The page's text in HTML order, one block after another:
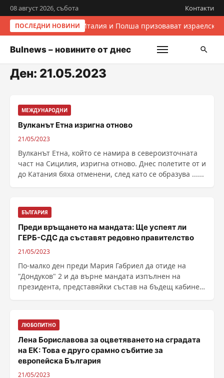
08 август 2026, събота Контакти
ПОСЛЕДНИ НОВИНИ Италия и Полша призовават
Bulnews – новините от днес
Ден: 21.05.2023
МЕЖДУНАРОДНИ
Вулканът Етна изригна отново
21/05/2023
Вулканът Етна, който се намира в североизточната
част на Сицилия, изригна отново. Днес полетите от и
до Катания бяха отменени, след като се образува ......
БЪЛГАРИЯ
Преди връщането на мандата: Ще успеят ли
ГЕРБ-СДС да съставят редовно правителство
21/05/2023
По-малко ден преди Мария Габриел да отиде на
"Дондуков" 2 и да върне мандата изпълнен на
президента, представяйки състав на бъдещ кабинет.
ЛЮБОПИТНО
Лена Бориславова за оцветяването на сградата
на ЕК: Това е друго срамно събитие за
европейска България
21/05/2023